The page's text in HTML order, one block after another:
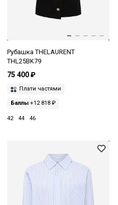
Рубашка THELAURENT
THL25BK79
75 400 ₽
Плати частями
Баллы +12 818 ₽
42 44 46